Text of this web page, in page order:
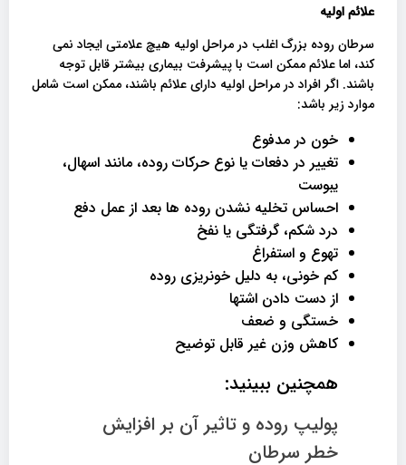
علائم اولیه
سرطان روده بزرگ اغلب در مراحل اولیه هیچ علامتی ایجاد نمی
کند، اما علائم ممکن است با پیشرفت بیماری بیشتر قابل توجه
باشند. اگر افراد در مراحل اولیه دارای علائم باشند، ممکن است شامل
موارد زیر باشد:
خون در مدفوع
تغییر در دفعات یا نوع حرکات روده، مانند اسهال،
یبوست
احساس تخلیه نشدن روده ها بعد از عمل دفع
درد شکم، گرفتگی یا نفخ
تهوع و استفراغ
کم خونی، به دلیل خونریزی روده
از دست دادن اشتها
خستگی و ضعف
کاهش وزن غیر قابل توضیح
همچنین ببینید:
پولیپ روده و تاثیر آن بر افزایش
خطر سرطان